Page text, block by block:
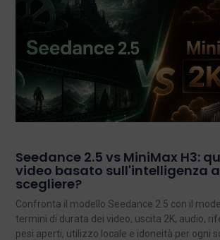
Seedance 2.5 vs MiniMax H3:
video basato sull'intelligenza
scegliere?
Confronta il modello Seedance 2.5 con il
termini di durata dei video, uscita 2K, audio,
pesi aperti, utilizzo locale e idoneità per ogni